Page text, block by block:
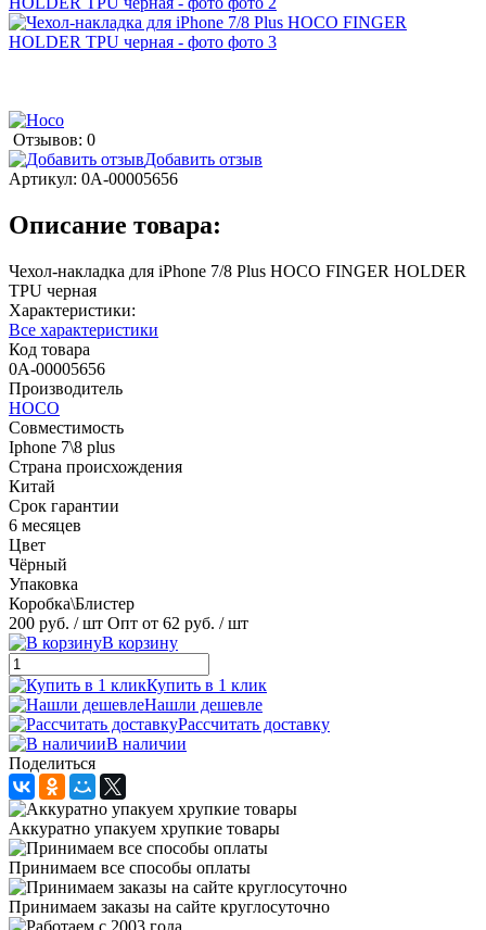
Отзывов: 0
Добавить отзыв
Артикул: 0А-00005656
Описание товара:
Чехол-накладка для iPhone 7/8 Plus HOCO FINGER HOLDER
TPU черная
Характеристики:
Все характеристики
Код товара
0А-00005656
Производитель
HOCO
Совместимость
Iphone 7\8 plus
Страна происхождения
Китай
Срок гарантии
6 месяцев
Цвет
Чёрный
Упаковка
Коробка\Блистер
200 руб. / шт Опт от 62 руб. / шт
В корзину
Купить в 1 клик
Нашли дешевле
Рассчитать доставку
В наличии
Поделиться
Аккуратно упакуем хрупкие товары
Принимаем все способы оплаты
Принимаем заказы на сайте круглосуточно